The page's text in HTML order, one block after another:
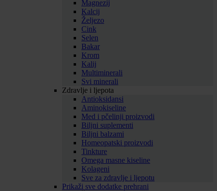
Magnezij
Kalcij
Željezo
Cink
Selen
Bakar
Krom
Kalij
Multiminerali
Svi minerali
Zdravlje i ljepota
Antioksidansi
Aminokiseline
Med i pčelinji proizvodi
Biljni suplementi
Biljni balzami
Homeopatski proizvodi
Tinkture
Omega masne kiseline
Kolageni
Sve za zdravlje i ljepotu
Prikaži sve dodatke prehrani